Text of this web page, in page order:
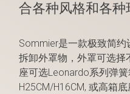
合各种风格和各种
Sommier是一款极致简
拆卸外罩物，外罩可选
座可选Leonardo系列弹
H25CM/H16CM, 或高箱底